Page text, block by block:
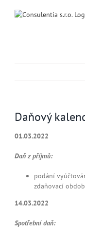
Daňový
01.03.2022
Daň zpříjmů:
podání
zdaňovací
14.03.2022
Spotřební daň: